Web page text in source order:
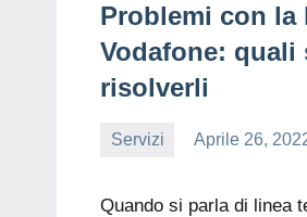
Problemi con la
Vodafone: quali
risolverli
Servizi
Aprile 26,
Quando si parla di linea